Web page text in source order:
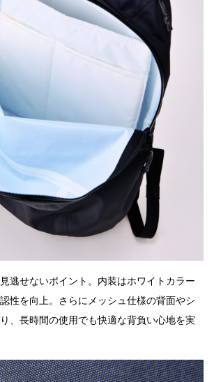
逃せないポイント。内装はホワイトカラー
性を向上。さらにメッシュ仕様の背面やシ
、長時間の使用でも快適な背負い心地を実